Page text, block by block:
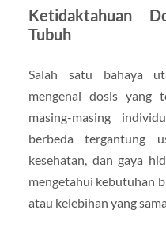
Ketidaktahuan
Tubuh
Salah satu bahaya
mengenai dosis yang
masing-masing
berbeda tergantung
kesehatan, dan gaya
mengetahui kebutuhan
atau kelebihan yang